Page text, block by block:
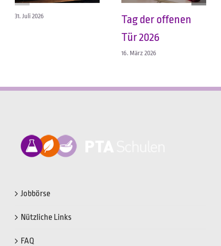
31. Juli 2026
Tag der offenen
Tür 2026
16. März 2026
Jobbörse
Nützliche Links
FAQ